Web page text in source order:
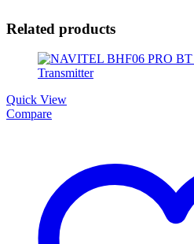
Related products
Quick View
Compare